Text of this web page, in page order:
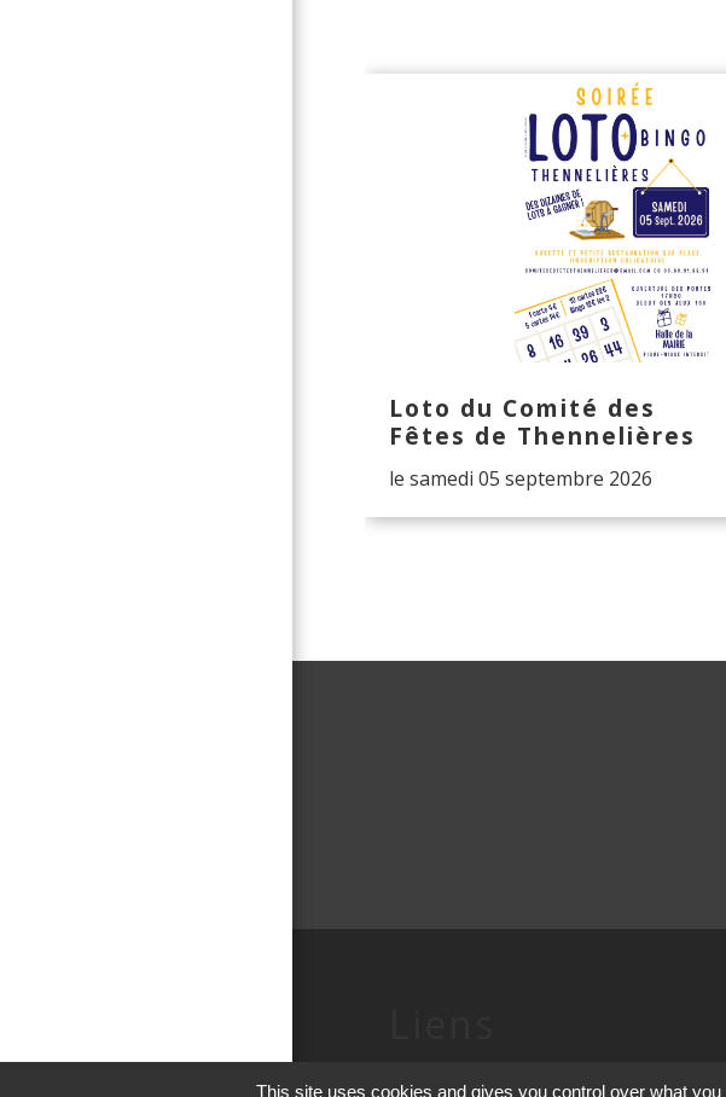
Loto du Comité des
Fêtes de Thennelières
le samedi 05 septembre 2026
Conseil Départemental de l'Aube
This site uses cookies and gives you control over what